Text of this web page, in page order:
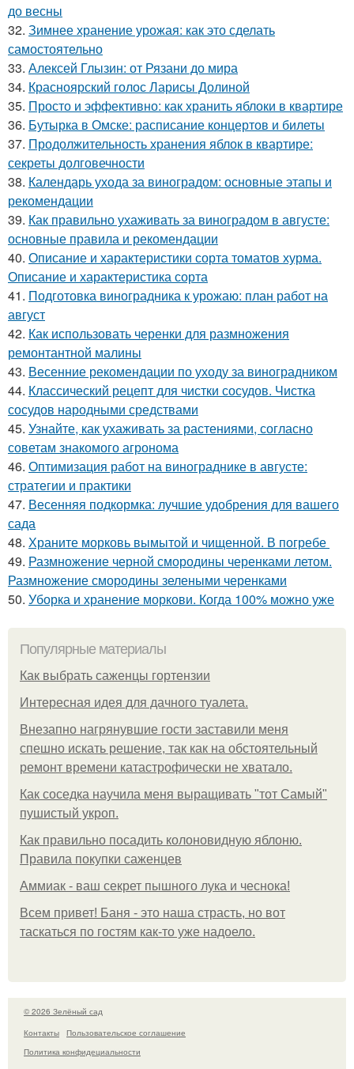
до весны
32. Зимнее хранение урожая: как это сделать
самостоятельно
33. Алексей Глызин: от Рязани до мира
34. Красноярский голос Ларисы Долиной
35. Просто и эффективно: как хранить яблоки в квартире
36. Бутырка в Омске: расписание концертов и билеты
37. Продолжительность хранения яблок в квартире:
секреты долговечности
38. Календарь ухода за виноградом: основные этапы и
рекомендации
39. Как правильно ухаживать за виноградом в августе:
основные правила и рекомендации
40. Описание и характеристики сорта томатов хурма.
Описание и характеристика сорта
41. Подготовка виноградника к урожаю: план работ на
август
42. Как использовать черенки для размножения
ремонтантной малины
43. Весенние рекомендации по уходу за виноградником
44. Классический рецепт для чистки сосудов. Чистка
сосудов народными средствами
45. Узнайте, как ухаживать за растениями, согласно
советам знакомого агронома
46. Оптимизация работ на винограднике в августе:
стратегии и практики
47. Весенняя подкормка: лучшие удобрения для вашего
сада
48. Храните морковь вымытой и чищенной. В погребе
49. Размножение черной смородины черенками летом.
Размножение смородины зелеными черенками
50. Уборка и хранение моркови. Когда 100% можно уже
Популярные материалы
Как выбрать саженцы гортензии
Интересная идея для дачного туалета.
Внезапно нагрянувшие гости заставили меня
спешно искать решение, так как на обстоятельный
ремонт времени катастрофически не хватало.
Как соседка научила меня выращивать "тот Самый"
пушистый укроп.
Как правильно посадить колоновидную яблоню.
Правила покупки саженцев
Аммиак - ваш секрет пышного лука и чеснока!
Всем привет! Баня - это наша страсть, но вот
таскаться по гостям как-то уже надоело.
© 2026 Зелёный сад
Контакты
Пользовательское соглашение
Политика конфидециальности